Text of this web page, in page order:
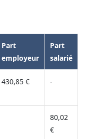
Part
employeur
Part
salarié
430,85 € -
80,02
€